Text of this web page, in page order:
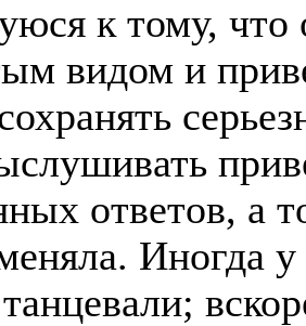
к тому, что
видом и
ответов, а
Иногда